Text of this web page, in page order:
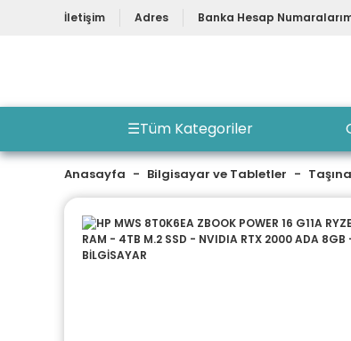
İletişim Adres Banka Hesap
☰Tüm Kategoriler
Anasayfa Bilgisayar ve Tabletler